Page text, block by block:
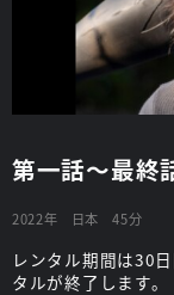
第一話～最終
2022年 日本 45分
レンタル期間は30
タルが終了します。